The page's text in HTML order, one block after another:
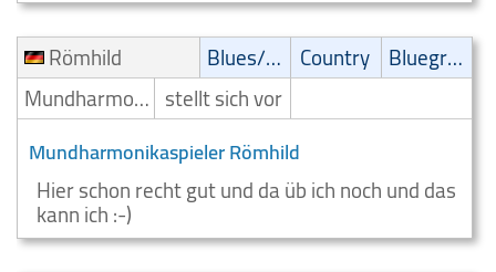
Römhild
Blues/Swing Country
Bluegrass
Mundharmonikaspieler stellt sich vor
Mundharmonikaspieler Römhild
Hier schon recht gut und da üb ich noch und das
kann ich :-)